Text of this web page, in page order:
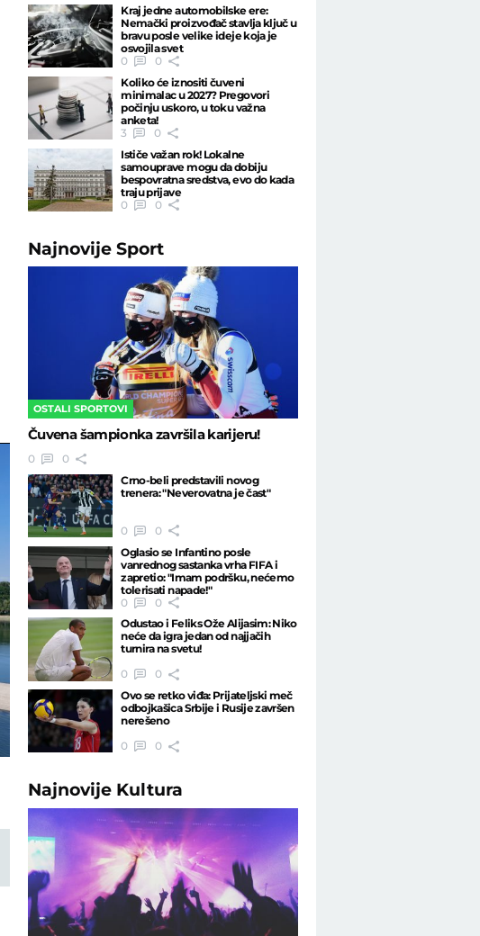
Kraj jedne automobilske ere:
Nemački proizvođač stavlja ključ u
bravu posle velike ideje koja je
osvojila svet
0
0
Koliko će iznositi čuveni
minimalac u 2027? Pregovori
počinju uskoro, u toku važna
anketa!
3
0
Ističe važan rok! Lokalne
samouprave mogu da dobiju
bespovratna sredstva, evo do kada
traju prijave
0
0
NajnovijeSport
OSTALI SPORTOVI
Čuvena šampionka završila karijeru!
0
0
Crno-beli predstavili novog
trenera: "Neverovatna je čast"
0
0
Oglasio se Infantino posle
vanrednog sastanka vrha FIFA i
zapretio: "Imam podršku, nećemo
tolerisati napade!"
0
0
Odustao i Feliks Ože Alijasim: Niko
neće da igra jedan od najjačih
turnira na svetu!
0
0
Ovo se retko viđa: Prijateljski meč
odbojkašica Srbije i Rusije završen
nerešeno
0
0
Najnovije Kultura